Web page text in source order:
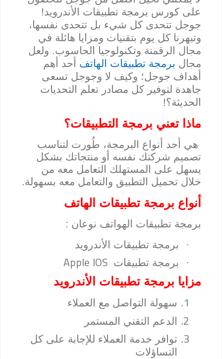
على كورس برمجة تطبيقات الأندرويد!
جوجل تتحدى كل شيء بل تتحدى نفسها،
وتبهرنا كل يوم بتقنيات ومزايا هائلة في
مجال الرقمنة وتكنولوجيا الحاسوب. ولعل
مجال برمجة تطبيقات الهاتف أحد أهم
أهداف جوجل؛ وكيف لا وجوجل تسعى
جاهدة لتوفير كل مصادر تعلم التحديات
الحديثة؟!
ماذا تعني برمجة التطبيقات؟
هي أحد أنواع البرمجة، طُورت لتناسب
تصميم شركتك نفسه أو منتجاتك بشكل
يسهل على المستهلك التعامل معه من
خلال تحميل التطبيق والتعامل معه بسهولة.
أنواع برمجة تطبيقات الهاتف
برمجة تطبيقات الهواتف نوعان :
·
برمجة تطبيقات الأندرويد
·
برمجة تطبيقات IOS
Apple
مزايا برمجة تطبيقات الأندرويد
1. سهولة التواصل مع العملاء
2. الدعم التقني المستمر
3.
توافر خدمة العملاء للإجابة على كل
التساؤلات